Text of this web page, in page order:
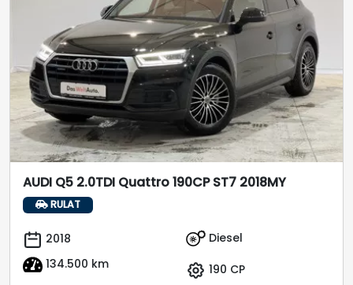
AUDI Q5 2.0TDI Quattro 190CP ST7 2018MY
RULAT
2018
134.500 km
Diesel
190 CP